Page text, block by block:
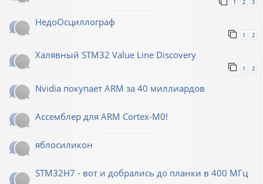
1 2 3
НедоОсциллограф
1 2
Халявный STM32 Value Line Discovery
1 2
Nvidia покупает ARM за 40 миллиардов
Ассемблер для ARM Cortex-M0!
яблосиликон
STM32H7 - вот и добрались до планки в 400 МГц